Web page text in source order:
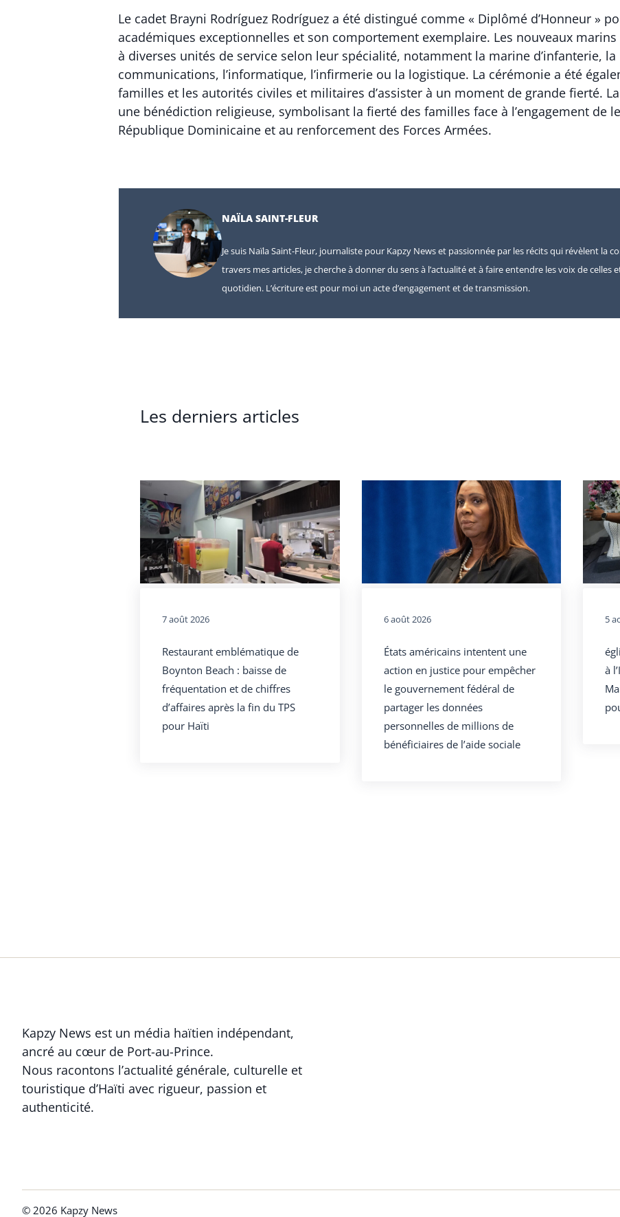
Le cadet Brayni Rodríguez Rodríguez a été distingué comme « Diplômé d’Honneur »
académiques exceptionnelles et son comportement exemplaire. Les nouveaux
à diverses unités de service selon leur spécialité, notamment la marine d’infanterie, la
communications, l’informatique, l’infirmerie ou la logistique. La cérémonie a été
familles et les autorités civiles et militaires d’assister à un moment de grande fierté.
une bénédiction religieuse, symbolisant la fierté des familles face à l’engagement de
République Dominicaine et au renforcement des Forces Armées.
NAÏLA SAINT-FLEUR
Je suis Naïla Saint-Fleur, journaliste pour Kapzy News et passionnée par les récits qui révèlent la
travers mes articles, je cherche à donner du sens à l’actualité et à faire entendre les voix de celles
quotidien. L’écriture est pour moi un acte d’engagement et de transmission.
Les derniers articles
7 août 2026
Restaurant emblématique de
Boynton Beach : baisse de
fréquentation et de chiffres
d’affaires après la fin du TPS
pour Haïti
6 août 2026
États américains intentent une
action en justice pour empêcher
le gouvernement fédéral de
partager les données
personnelles de millions de
bénéficiaires de l’aide sociale
5
à
Kapzy News est un média haïtien indépendant,
ancré au cœur de Port-au-Prince.
Nous racontons l’actualité générale, culturelle et
touristique d’Haïti avec rigueur, passion et
authenticité.
© 2026 Kapzy News